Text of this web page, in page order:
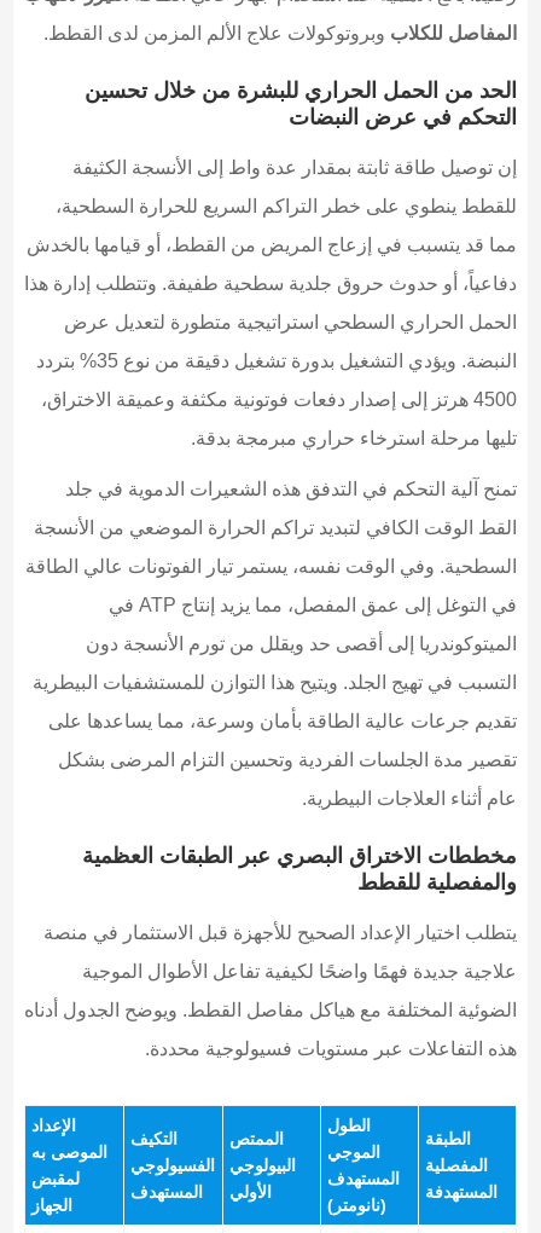
المفاصل للكلاب وبروتوكولات علاج الألم المزمن لدى القطط.
الحد من الحمل الحراري للبشرة من خلال تحسين
التحكم في عرض النبضات
إن توصيل طاقة ثابتة بمقدار عدة واط إلى الأنسجة الكثيفة
للقطط ينطوي على خطر التراكم السريع للحرارة السطحية،
مما قد يتسبب في إزعاج المريض من القطط، أو قيامها بالخدش
دفاعياً، أو حدوث حروق جلدية سطحية طفيفة. وتتطلب إدارة هذا
الحمل الحراري السطحي استراتيجية متطورة لتعديل عرض
النبضة. ويؤدي التشغيل بدورة تشغيل دقيقة من نوع 35% بتردد
4500 هرتز إلى إصدار دفعات فوتونية مكثفة وعميقة الاختراق،
تليها مرحلة استرخاء حراري مبرمجة بدقة.
تمنح آلية التحكم في التدفق هذه الشعيرات الدموية في جلد
القط الوقت الكافي لتبديد تراكم الحرارة الموضعي من الأنسجة
السطحية. وفي الوقت نفسه، يستمر تيار الفوتونات عالي الطاقة
في التوغل إلى عمق المفصل، مما يزيد إنتاج ATP في
الميتوكوندريا إلى أقصى حد ويقلل من تورم الأنسجة دون
التسبب في تهيج الجلد. ويتيح هذا التوازن للمستشفيات البيطرية
تقديم جرعات عالية الطاقة بأمان وسرعة، مما يساعدها على
تقصير مدة الجلسات الفردية وتحسين التزام المرضى بشكل
عام أثناء العلاجات البيطرية.
مخططات الاختراق البصري عبر الطبقات العظمية
والمفصلية للقطط
يتطلب اختيار الإعداد الصحيح للأجهزة قبل الاستثمار في منصة
علاجية جديدة فهمًا واضحًا لكيفية تفاعل الأطوال الموجية
الضوئية المختلفة مع هياكل مفاصل القطط. ويوضح الجدول أدناه
هذه التفاعلات عبر مستويات فسيولوجية محددة.
الطبقة
المفصلية
المستهدفة
الطول
الموجي
المستهدف
(نانومتر)
الممتص
البيولوجي
الأولي
التكيف
الفسيولوجي
المستهدف
الإعداد
الموصى به
لمقبض
الجهاز